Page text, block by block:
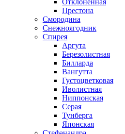
Престона
Смородина
Снежноягодник
Спирея
Аргута
Березолистная
Билларда
Вангутта
Густоцветковая
Иволистная
Ниппонская
Серая
Тунберга
Японская